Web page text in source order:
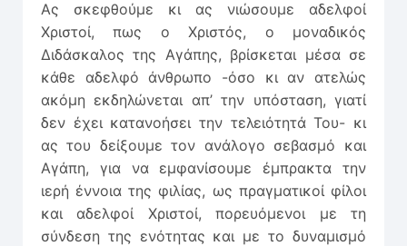
Ας σκεφθούμε κι ας νιώσουμε αδελφοί
Χριστοί, πως ο Χριστός, ο μοναδικός
Διδάσκαλος της Αγάπης, βρίσκεται μέσα σε
κάθε αδελφό άνθρωπο -όσο κι αν ατελώς
ακόμη εκδηλώνεται απ’ την υπόσταση, γιατί
δεν έχει κατανοήσει την τελειότητά Του- κι
ας του δείξουμε τον ανάλογο σεβασμό και
Αγάπη, για να εμφανίσουμε έμπρακτα την
ιερή έννοια της φιλίας, ως πραγματικοί φίλοι
και αδελφοί Χριστοί, πορευόμενοι με τη
σύνδεση της ενότητας και με το δυναμισμό